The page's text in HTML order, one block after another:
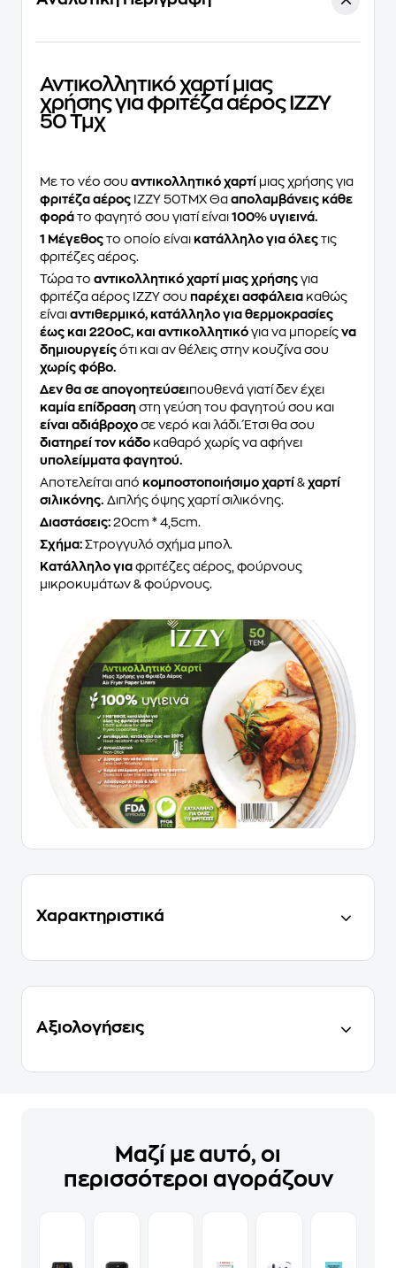
Αντικολλητικό χαρτί μιας
χρήσης για φριτέζα αέρος ΙΖΖΥ
50 Τμχ
Με το νέο σου αντικολλητικό χαρτί μιας χρήσης για
φριτέζα αέρος ΙΖΖΥ 50ΤΜΧ Θα απολαμβάνεις κάθε
φορά το φαγητό σου γιατί είναι 100% υγιεινά.
1 Μέγεθος το οποίο είναι κατάλληλο για όλες τις
φριτέζες αέρος.
Τώρα το αντικολλητικό χαρτί μιας χρήσης για
φριτέζα αέρος ΙΖΖΥ σου παρέχει ασφάλεια καθώς
είναι αντιθερμικό, κατάλληλο για θερμοκρασίες
έως και 220οC, και αντικολλητικό για να μπορείς να
δημιουργείς ότι και αν θέλεις στην κουζίνα σου
χωρίς φόβο.
Δεν θα σε απογοητεύσειπουθενά γιατί δεν έχει
καμία επίδραση στη γεύση του φαγητού σου και
είναι αδιάβροχο σε νερό και λάδι. Έτσι θα σου
διατηρεί τον κάδο καθαρό χωρίς να αφήνει
υπολείμματα φαγητού.
Αποτελείται από κομποστοποιήσιμο χαρτί & χαρτί
σιλικόνης. Διπλής όψης χαρτί σιλικόνης.
Διαστάσεις: 20cm * 4,5cm.
Σχήμα: Στρογγυλό σχήμα μπολ.
Κατάλληλο για φριτέζες αέρος, φούρνους
μικροκυμάτων & φούρνους.
Χαρακτηριστικά
Αξιολογήσεις
Μαζί με αυτό, οι
περισσότεροι αγοράζουν